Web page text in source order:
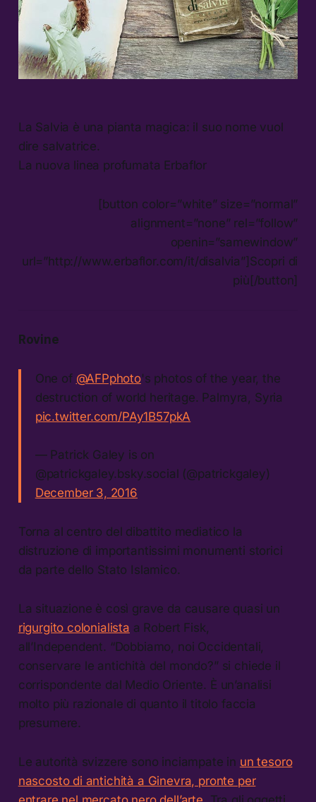
La Salvia è una pianta magica: il suo nome vuol
dire salvatrice.
La nuova linea profumata Erbaflor
[button color=”white” size=”normal”
alignment=”none” rel=”follow”
openin=”samewindow”
url=”http://www.erbaflor.com/it/disalvia”]Scopri di
più[/button]
Rovine
One of @AFPphoto's photos of the year, the
destruction of world heritage. Palmyra, Syria
pic.twitter.com/PAy1B57pkA
— Patrick Galey is on
@patrickgaley.bsky.social (@patrickgaley)
December 3, 2016
Torna al centro del dibattito mediatico la
distruzione di importantissimi monumenti storici
da parte dello Stato Islamico.
La situazione è così grave da causare quasi un
rigurgito colonialista a Robert Fisk,
all’Independent. “Dobbiamo, noi Occidentali,
conservare le antichità del mondo?” si chiede il
corrispondente dal Medio Oriente. È un’analisi
molto più razionale di quanto il titolo faccia
presumere.
Le autorità svizzere sono inciampate in un tesoro
nascosto di antichità a Ginevra, pronte per